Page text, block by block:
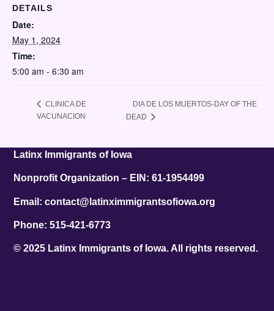
DETAILS
Date:
May 1, 2024
Time:
5:00 am - 6:30 am
CLINICA DE
VACUNACION
DIA DE LOS MUERTOS-DAY OF THE
DEAD
Latinx Immigrants of Iowa
Nonprofit Organization – EIN: 61-1954499
Email: contact@latinximmigrantsofiowa.org
Phone: 515-421-6773
© 2025 Latinx Immigrants of Iowa. All rights reserved.